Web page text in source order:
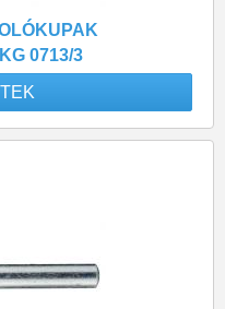
0713/3